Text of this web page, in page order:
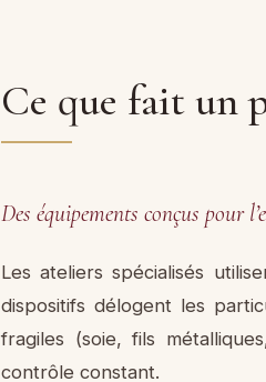
Ce que fait un
Des équipements conçus pour
Les ateliers spécialisés
dispositifs délogent les
fragiles (soie, fils
contrôle constant.